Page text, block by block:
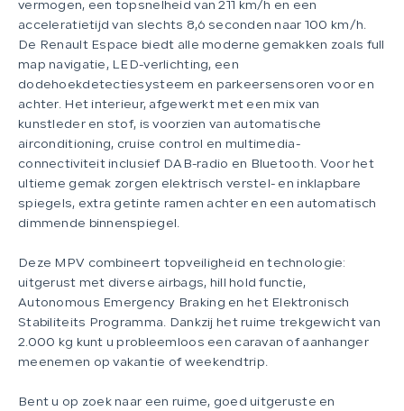
vermogen, een topsnelheid van 211 km/h en een
acceleratietijd van slechts 8,6 seconden naar 100 km/h.
De Renault Espace biedt alle moderne gemakken zoals full
map navigatie, LED-verlichting, een
dodehoekdetectiesysteem en parkeersensoren voor en
achter. Het interieur, afgewerkt met een mix van
kunstleder en stof, is voorzien van automatische
airconditioning, cruise control en multimedia-
connectiviteit inclusief DAB-radio en Bluetooth. Voor het
ultieme gemak zorgen elektrisch verstel- en inklapbare
spiegels, extra getinte ramen achter en een automatisch
dimmende binnenspiegel.
Deze MPV combineert topveiligheid en technologie:
uitgerust met diverse airbags, hill hold functie,
Autonomous Emergency Braking en het Elektronisch
Stabiliteits Programma. Dankzij het ruime trekgewicht van
2.000 kg kunt u probleemloos een caravan of aanhanger
meenemen op vakantie of weekendtrip.
Bent u op zoek naar een ruime, goed uitgeruste en